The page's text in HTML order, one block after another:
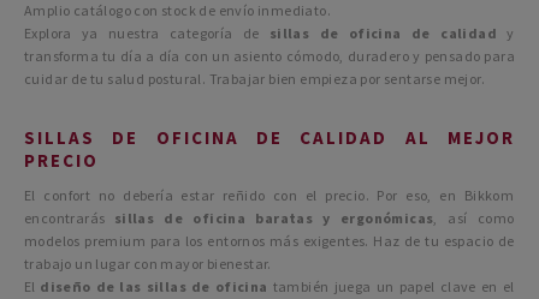
Amplio catálogo con stock de envío inmediato.
Explora ya nuestra categoría de sillas de oficina de calidad y
transforma tu día a día con un asiento cómodo, duradero y pensado para
cuidar de tu salud postural. Trabajar bien empieza por sentarse mejor.
SILLAS DE OFICINA DE CALIDAD AL MEJOR
PRECIO
El confort no debería estar reñido con el precio. Por eso, en Bikkom
encontrarás sillas de oficina baratas y ergonómicas, así como
modelos premium para los entornos más exigentes. Haz de tu espacio de
trabajo un lugar con mayor bienestar.
El diseño de las sillas de oficina también juega un papel clave en el